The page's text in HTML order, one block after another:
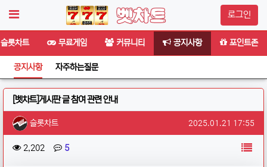
로그인
롯차트 무료게임 커뮤니티 공지사항 포인트존
공지사항 자주하는질문
[벳차트]게시판 글 참여 관련 안내
작성자 정보
슬롯차트 작성일
2025.01.21 17:55
컨텐츠 정보
2,202조회 5댓글 목록